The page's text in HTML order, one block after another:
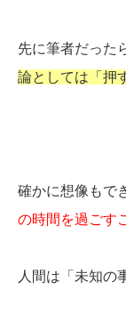
先に筆者だった
論としては「押
確かに想像もで
の時間を過ごす
人間は「未知の